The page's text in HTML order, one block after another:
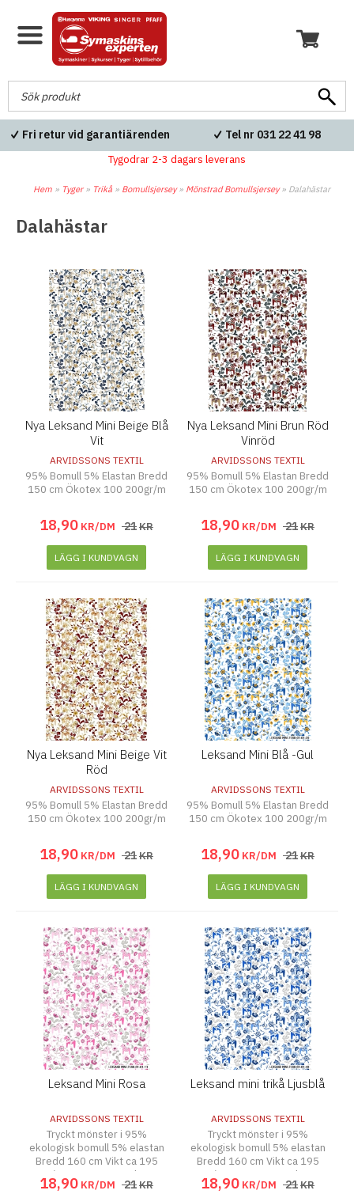
Fri retur vid garantiärenden Tel nr 031 22 41 98
Tygodrar 2-3 dagars leverans
Hem » Tyger» Trikå » Bomullsjersey» Mönstrad Bomullsjersey» Dalahästar
Dalahästar
Nya Leksand Mini Beige Blå
Vit
ARVIDSSONS TEXTIL
95% Bomull 5% Elastan Bredd
150 cm Ökotex 100 200gr/m
18,90 KR/DM 21KR
LÄGG I KUNDVAGN
Nya Leksand Mini Brun Röd
Vinröd
ARVIDSSONS TEXTIL
95% Bomull 5% Elastan Bredd
150 cm Ökotex 100 200gr/m
18,90 KR/DM 21KR
LÄGG I KUNDVAGN
Nya Leksand Mini Beige Vit
Röd
ARVIDSSONS TEXTIL
95% Bomull 5% Elastan Bredd
150 cm Ökotex 100 200gr/m
18,90 KR/DM 21KR
LÄGG I KUNDVAGN
Leksand Mini Blå -Gul
ARVIDSSONS TEXTIL
95% Bomull 5% Elastan Bredd
150 cm Ökotex 100 200gr/m
18,90 KR/DM 21KR
LÄGG I KUNDVAGN
Leksand Mini Rosa
ARVIDSSONS TEXTIL
Tryckt mönster i 95%
ekologisk bomull 5% elastan
Bredd 160 cm Vikt ca 195
g/m2 Tvätt 40 Grader
18,90 KR/DM 21KR
Leksand mini trikå Ljusblå
ARVIDSSONS TEXTIL
Tryckt mönster i 95%
ekologisk bomull 5% elastan
Bredd 160 cm Vikt ca 195
g/m2 Tvätt 40 Grader
18,90 KR/DM 21KR